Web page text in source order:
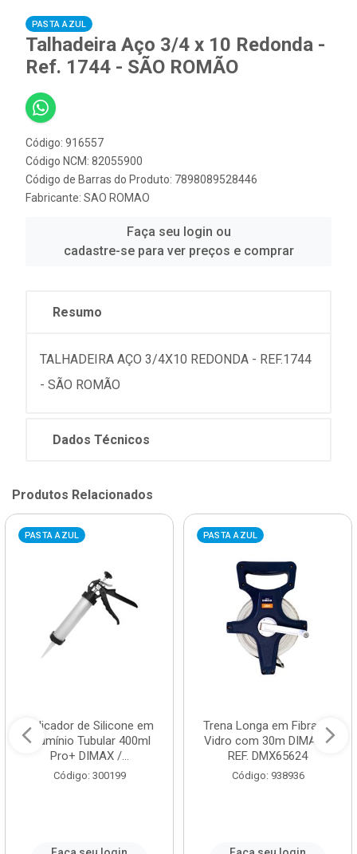
PASTA AZUL
Talhadeira Aço 3/4 x 10 Redonda -
Ref. 1744 - SÃO ROMÃO
Código: 916557
Código NCM: 82055900
Código de Barras do Produto: 7898089528446
Fabricante: SAO ROMAO
Faça seu login ou
cadastre-se para ver preços e comprar
Resumo
TALHADEIRA AÇO 3/4X10 REDONDA - REF.1744
- SÃO ROMÃO
Dados Técnicos
Produtos Relacionados
PASTA AZUL
Aplicador de Silicone em
Alumínio Tubular 400ml
Pro+ DIMAX /...
Código: 300199
PASTA AZUL
Trena Longa em Fibra de
Vidro com 30m DIMAX /
REF. DMX65624
Código: 938936